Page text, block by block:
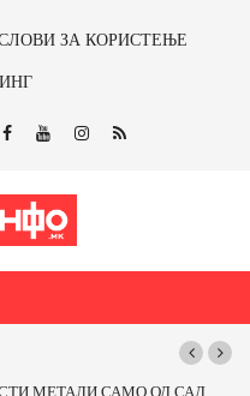
ЗА КОРИСТЕЊЕ
САМО ОД САД
Почнува